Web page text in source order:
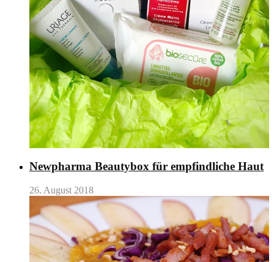
Newpharma Beautybox für empfindliche Haut
26. August 2018